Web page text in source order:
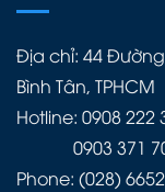
Địa chỉ: 44 Đường
Bình Tân, TPHCM
Hotline: 0908 222
0903 371
Phone: (028)